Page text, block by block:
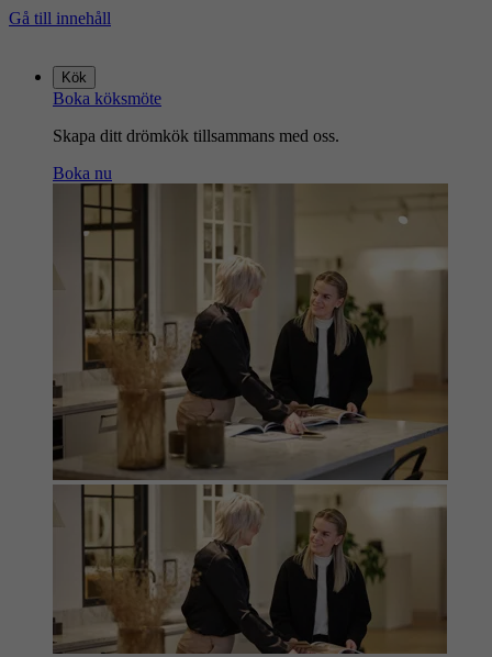
Gå till innehåll
startsidan
Kök
Boka köksmöte
Skapa ditt drömkök tillsammans med oss.
Boka nu